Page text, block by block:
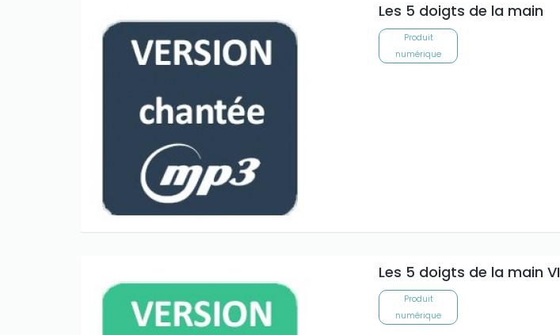
Les 5 doigts de la main
Produit
numérique
Les 5 doigts de la main VI
Produit
numérique